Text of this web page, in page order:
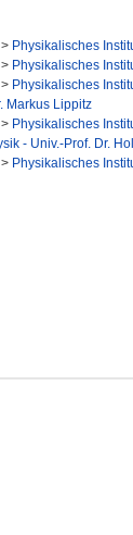
> Physikalisches
> Physikalisches
> Physikalisches
Markus Lippitz
> Physikalisches
- Univ.-Prof. Dr.
> Physikalisches